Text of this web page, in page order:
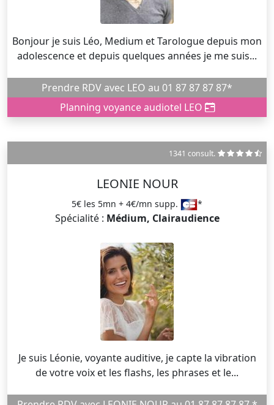
Bonjour je suis Léo, Medium et Tarologue depuis mon
adolescence et depuis quelques années je me suis...
Prendre RDV avec LEO au 01 87 87 87 87*
Planning voyance audiotel LEO
1341 consult.
LEONIE NOUR
5€ les 5mn + 4€/mn supp. *
Spécialité : Médium, Clairaudience
Je suis Léonie, voyante auditive, je capte la vibration
de votre voix et les flashs, les phrases et le...